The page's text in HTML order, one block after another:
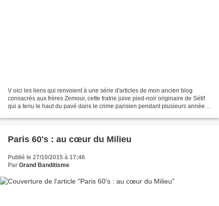
V oici les liens qui renvoient à une série d'articles de mon ancien blog
consacrés aux frères Zemour, cette fratrie juive pied-noir originaire de Sétif
qui a tenu le haut du pavé dans le crime parisien pendant plusieurs années
Paris 60's : au cœur du Milieu
Publié le 27/10/2015 à 17:46
Par Grand Banditisme